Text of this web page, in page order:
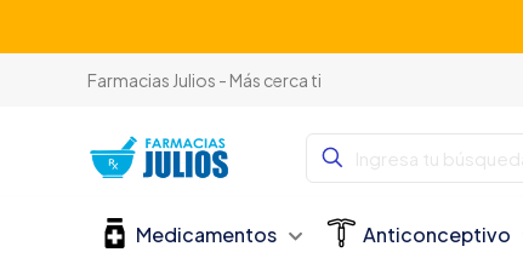
Farmacias Julios - Más cerca ti
Medicamentos Anticonceptivo